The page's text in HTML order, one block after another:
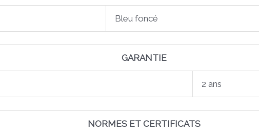
Bleu foncé
GARANTIE
2 ans
NORMES ET CERTIFICATS